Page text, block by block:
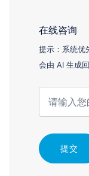
在线咨询
提示：系统优
会由 AI 生成
提交